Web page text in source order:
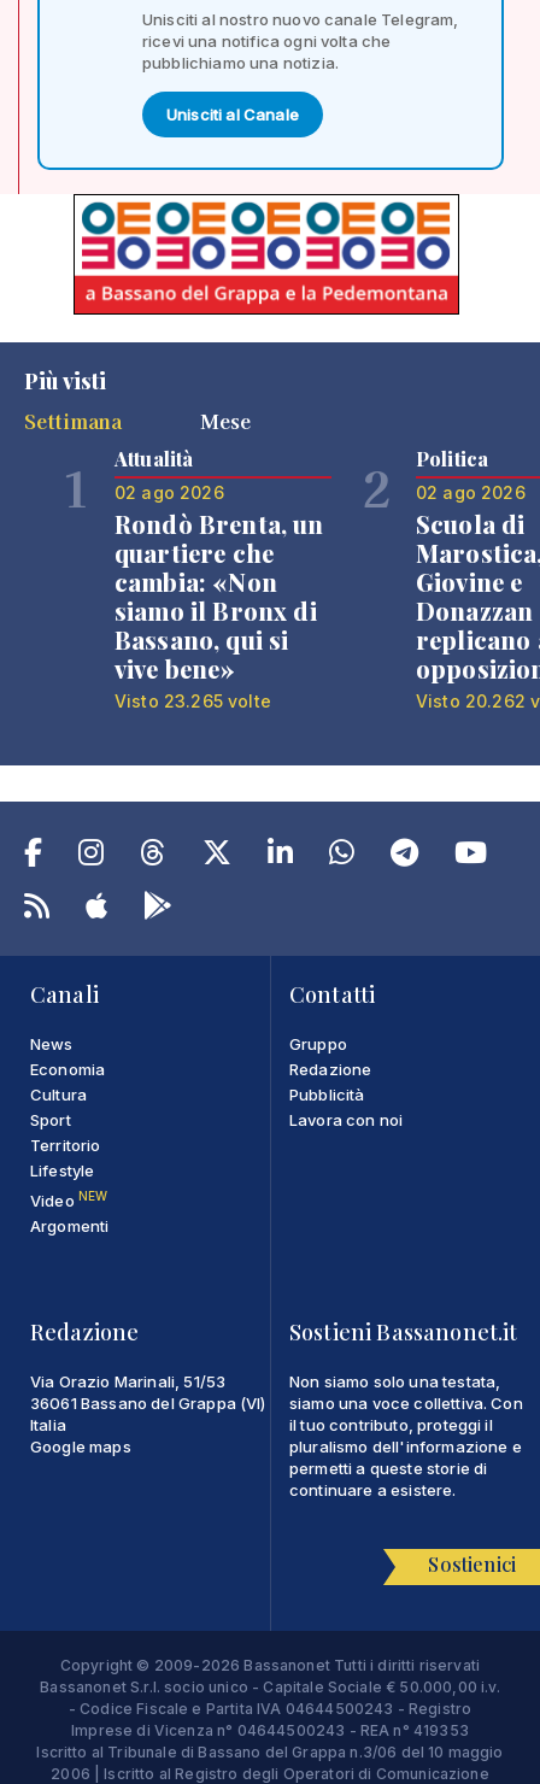
Unisciti al nostro nuovo canale Telegram,
ricevi una notifica ogni volta che
pubblichiamo una notizia.
Unisciti al Canale
Più visti
Settimana
Mese
1 Attualità
02 ago 2026
Rondò Brenta, un
quartiere che
cambia: «Non
siamo il Bronx di
Bassano, qui si
vive bene»
Visto 23.265 volte
2 Politica
02 ago 2026
Scuola di
Giovine e
Donazzan
replicano
Visto 20.262
Canali
News
Economia
Cultura
Sport
Territorio
Lifestyle
Video NEW
Argomenti
Contatti
Gruppo
Redazione
Pubblicità
Lavora con noi
Redazione
Via Orazio Marinali, 51/53
36061 Bassano del Grappa (VI)
Italia
Google maps
Sostieni Bassanonet.it
Non siamo solo una testata,
siamo una voce collettiva. Con
il tuo contributo, proteggi il
pluralismo dell'informazione e
permetti a queste storie di
continuare a esistere.
Sostienici
Copyright © 2009-2026 Bassanonet Tutti i diritti riservati
Bassanonet S.r.l. socio unico - Capitale Sociale € 50.000,00 i.v.
- Codice Fiscale e Partita IVA 04644500243 - Registro
Imprese di Vicenza n° 04644500243 - REA n° 419353
Iscritto al Tribunale di Bassano del Grappa n.3/06 del 10 maggio
2006 | Iscritto al Registro degli Operatori di Comunicazione